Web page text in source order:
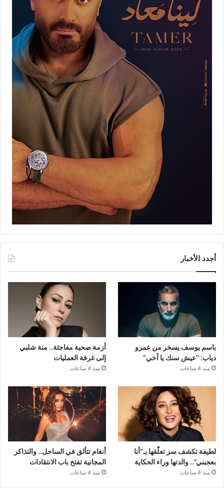
أجدد الأخبار
باسم يوسف يسخر من عمرو
دياب: “عيش سنك يا أخي”
منذ 4 ساعات
أزمة صحية مفاجئة.. منة شلبي
إلى غرفة العمليات
منذ 4 ساعات
لطيفة تكشف سر تعلّقها بـ”أنا
بعجبني”.. والدتها وراء الحكاية
منذ 4 ساعات
أنغام تتألق في الساحل.. والتذاكر
المجانية تفتح باب الانتقادات
منذ 4 ساعات